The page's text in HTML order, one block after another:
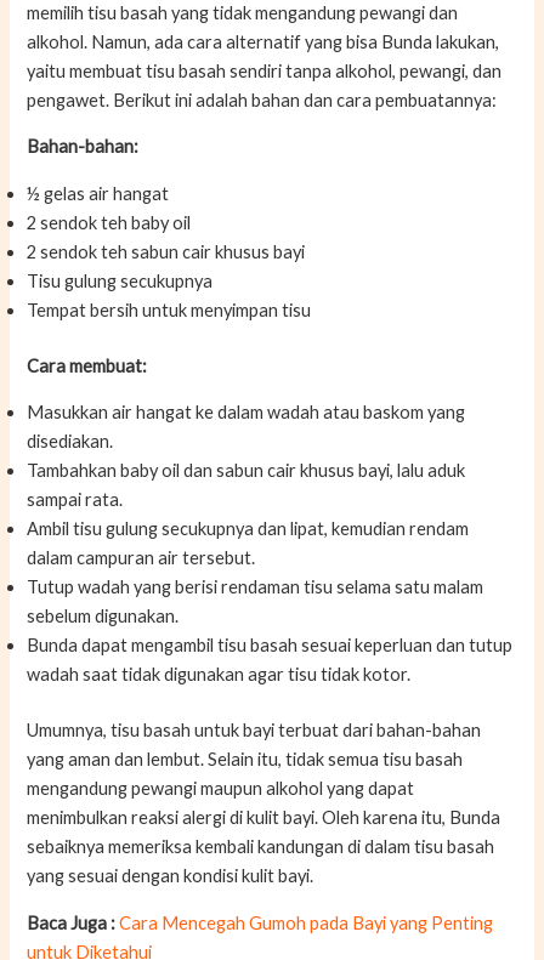
memilih tisu basah yang tidak mengandung pewangi dan
alkohol. Namun, ada cara alternatif yang bisa Bunda lakukan,
yaitu membuat tisu basah sendiri tanpa alkohol, pewangi, dan
pengawet. Berikut ini adalah bahan dan cara pembuatannya:
Bahan-bahan:
½ gelas air hangat
2 sendok teh baby oil
2 sendok teh sabun cair khusus bayi
Tisu gulung secukupnya
Tempat bersih untuk menyimpan tisu
Cara membuat:
Masukkan air hangat ke dalam wadah atau baskom yang
disediakan.
Tambahkan baby oil dan sabun cair khusus bayi, lalu aduk
sampai rata.
Ambil tisu gulung secukupnya dan lipat, kemudian rendam
dalam campuran air tersebut.
Tutup wadah yang berisi rendaman tisu selama satu malam
sebelum digunakan.
Bunda dapat mengambil tisu basah sesuai keperluan dan tutup
wadah saat tidak digunakan agar tisu tidak kotor.
Umumnya, tisu basah untuk bayi terbuat dari bahan-bahan
yang aman dan lembut. Selain itu, tidak semua tisu basah
mengandung pewangi maupun alkohol yang dapat
menimbulkan reaksi alergi di kulit bayi. Oleh karena itu, Bunda
sebaiknya memeriksa kembali kandungan di dalam tisu basah
yang sesuai dengan kondisi kulit bayi.
Baca Juga :Cara Mencegah Gumoh pada Bayi yang Penting
untuk Diketahui